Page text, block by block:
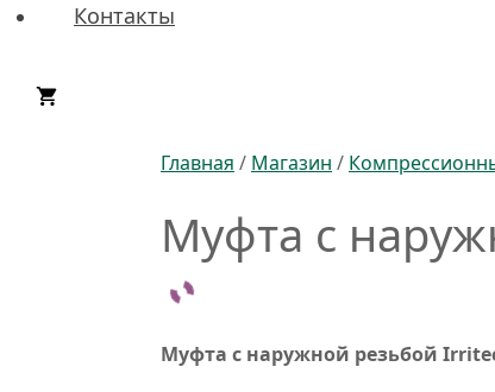
Контакты
Главная / Магазин /
Муфта с
Муфта с наружной резьбой